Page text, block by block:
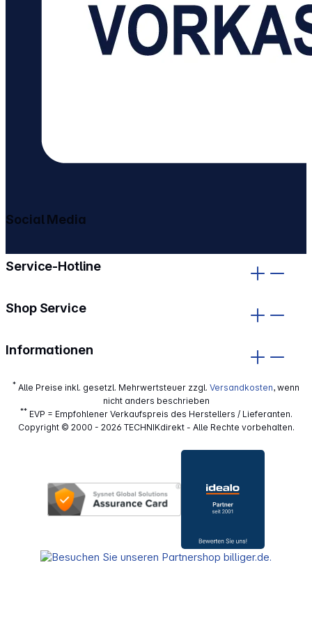
Service-Hotline
Shop Service
Informationen
Social Media
* Alle Preise inkl. gesetzl. Mehrwertsteuer zzgl. Versandkosten, wenn
nicht anders beschrieben
**EVP = Empfohlener Verkaufspreis des Herstellers / Lieferanten.
Copyright © 2000 - 2026 TECHNIKdirekt - Alle Rechte vorbehalten.